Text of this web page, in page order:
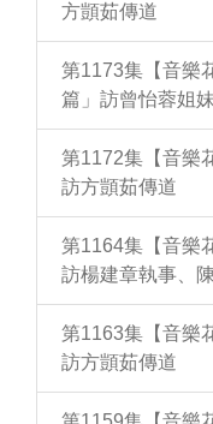
方顗茹傳道
第1173集【音樂
篇」訪曾怡蓉姐妹
第1172集【音樂
訪方顗茹傳道
第1164集【音樂
訪楊建章執事、
第1163集【音樂
訪方顗茹傳道